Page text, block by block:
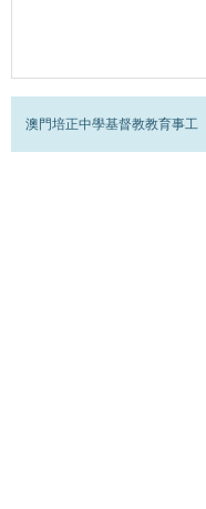
澳門培正中學基督教教育事工